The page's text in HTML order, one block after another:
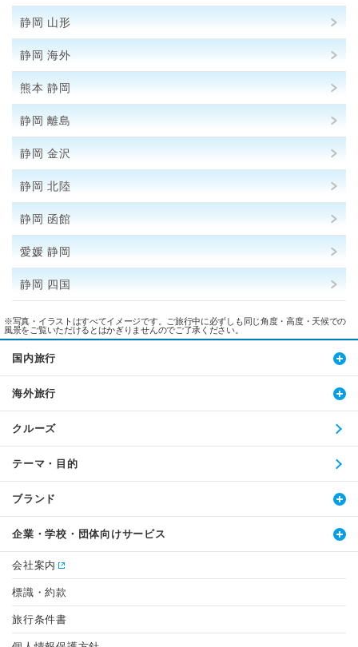
静岡 山形
静岡 海外
熊本 静岡
静岡 離島
静岡 金沢
静岡 北陸
静岡 函館
愛媛 静岡
静岡 四国
※写真・イラストはすべてイメージです。ご旅行中に必ずしも同じ角度・高度・天候での
風景をご覧いただけるとはかぎりませんのでご了承ください。
国内旅行
海外旅行
クルーズ
テーマ・目的
ブランド
企業・学校・団体向けサービス
会社案内
標識・約款
旅行条件書